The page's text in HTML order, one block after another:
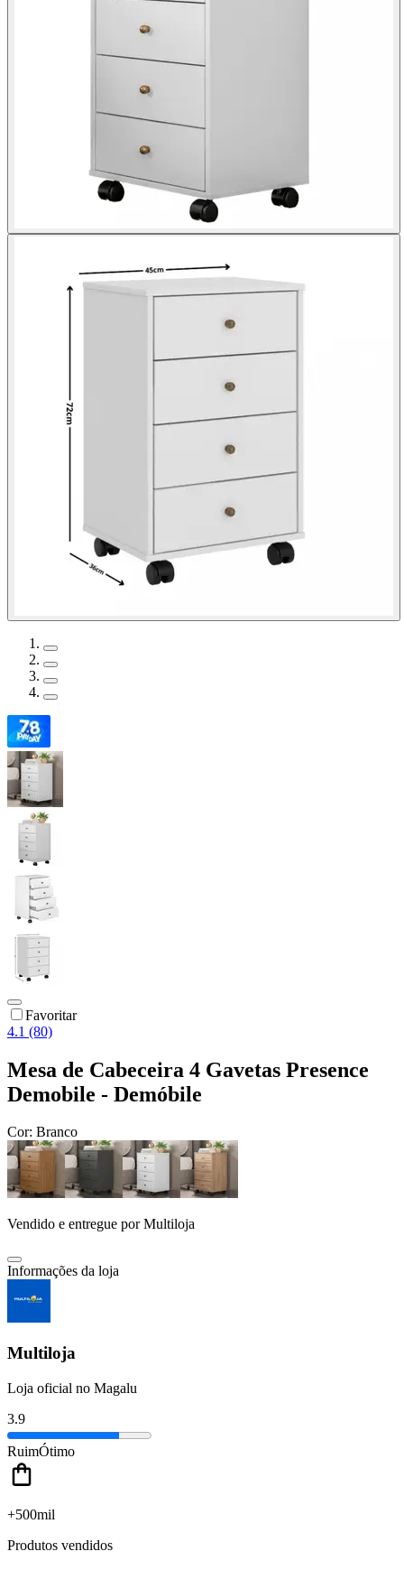
Favoritar
4.1 (80)
Mesa de Cabeceira 4 Gavetas Presence
Demobile - Demóbile
Cor: Branco
Vendido e entregue por Multiloja
Informações da loja
Multiloja
Loja oficial no Magalu
3.9
RuimÓtimo
+500mil
Produtos vendidos